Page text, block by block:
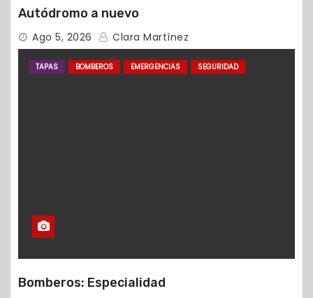
Autódromo a nuevo
Ago 5, 2026 Clara Martínez
TAPAS BOMBEROS EMERGENCIAS SEGURIDAD
Bomberos: Especialidad